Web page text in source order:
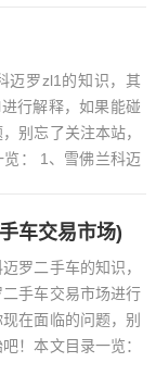
迈罗zl1的知识，其
行解释，如果能碰
别忘了关注本站，
： 1、雪佛兰科迈
车交易市场)
罗二手车的知识，
手车交易市场进行
在面临的问题，别
！本文目录一览：